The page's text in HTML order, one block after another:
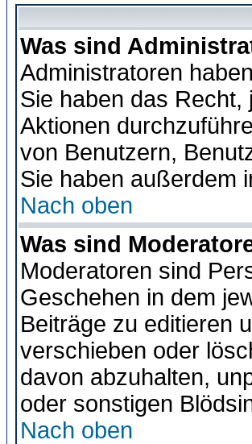
Was sind
Administratoren
Sie haben das
Aktionen
von Benutzern,
Sie haben außerdem
Nach oben
Was sind
Moderatoren sind
Geschehen in dem
Beiträge zu editieren
verschieben oder
davon abzuhalten,
oder sonstigen
Nach oben